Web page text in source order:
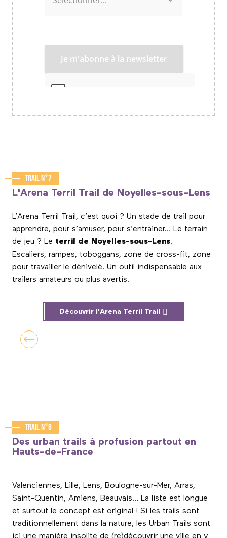
Trail n°7
L'Arena Terril Trail de Noyelles-sous-Lens
L’Arena Terril Trail, c’est quoi ? Un stade de trail pour
apprendre, pour s’amuser, pour s’entrainer… Le terrain
de jeu ? Le terril de Noyelles-sous-Lens.
Escaliers, rampes, toboggans, zone de cross-fit, zone
pour travailler le dénivelé. Un outil indispensable aux
trailers amateurs ou plus avertis.
Découvrir l'Arena Terril Trail
Trail n°8
Des urban trails à profusion partout en
Hauts-de-France
Valenciennes, Lille, Lens, Boulogne-sur-Mer, Arras,
Saint-Quentin, Amiens, Beauvais… La liste est longue
et surtout le concept est original ! Si les trails sont
traditionnellement dans la nature, les Urban Trails sont